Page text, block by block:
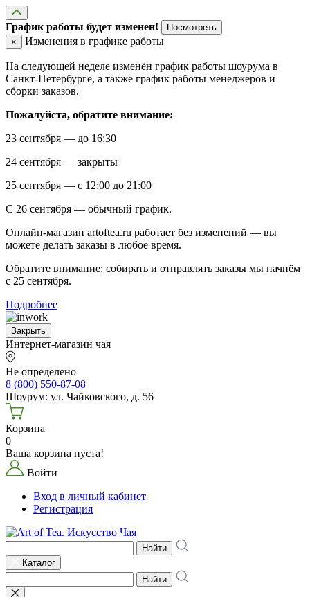
График работы будет изменен!
Посмотреть
×
Изменения в графике работы
На следующей неделе изменён график работы шоурума в
Санкт-Петербурге, а также график работы менеджеров и
сборки заказов.
Пожалуйста, обратите внимание:
23 сентября — до 16:30
24 сентября — закрыты
25 сентября — с 12:00 до 21:00
С 26 сентября — обычный график.
Онлайн-магазин artoftea.ru работает без изменений — вы
можете делать заказы в любое время.
Обратите внимание: собирать и отправлять заказы мы начнём
с 25 сентября.
Подробнее
Закрыть
Интернет-магазин чая
Не определено
8 (800) 550-87-08
Шоурум: ул. Чайковского, д. 56
Корзина
0
Ваша корзина пуста!
Войти
Вход в личный кабинет
Регистрация
Найти
Каталог
Найти